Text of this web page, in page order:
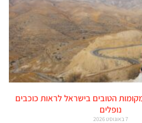
הטובים בישראל לראות כוכבים
נופלים
7 באוגוסט 2026